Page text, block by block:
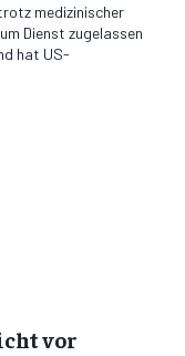
medizinischer
Dienst zugelassen
hat US-
vor